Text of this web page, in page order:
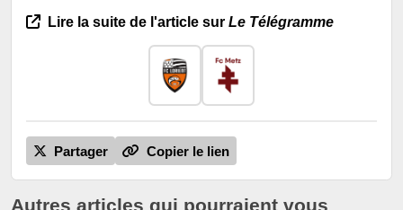
Lire la suite de l'article sur Le Télégramme
Partager Copier le lien
Autres articles qui pourraient vous